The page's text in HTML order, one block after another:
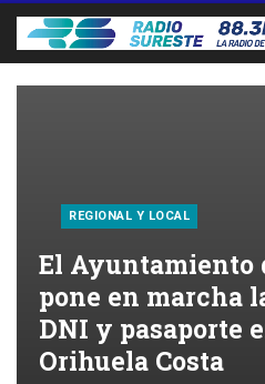
REGIONAL Y LOCAL
El Ayuntamiento
pone en marcha
DNI y pasaporte
Orihuela Costa